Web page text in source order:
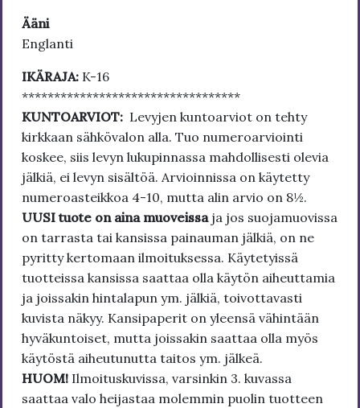
Ääni
Englanti
IKÄRAJA: K-16
**********************************
KUNTOARVIOT: Levyjen kuntoarviot on tehty
kirkkaan sähkövalon alla. Tuo numeroarviointi
koskee, siis levyn lukupinnassa mahdollisesti olevia
jälkiä, ei levyn sisältöä. Arvioinnissa on käytetty
numeroasteikkoa 4-10, mutta alin arvio on 8½.
UUSI tuote on aina muoveissa ja jos suojamuovissa
on tarrasta tai kansissa painauman jälkiä, on ne
pyritty kertomaan ilmoituksessa. Käytetyissä
tuotteissa kansissa saattaa olla käytön aiheuttamia
ja joissakin hintalapun ym. jälkiä, toivottavasti
kuvista näkyy. Kansipaperit on yleensä vähintään
hyväkuntoiset, mutta joissakin saattaa olla myös
käytöstä aiheutunutta taitos ym. jälkeä.
HUOM! Ilmoituskuvissa, varsinkin 3. kuvassa
saattaa valo heijastaa molemmin puolin tuotteen